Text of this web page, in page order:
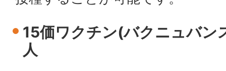
15価ワクチン(バクニュバン
人